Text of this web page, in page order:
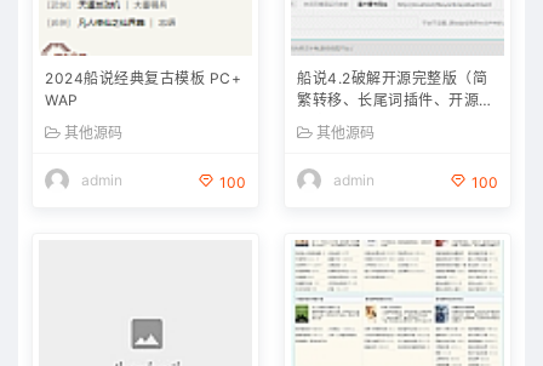
2024船说经典复古模板 PC+
WAP
其他源码
admin 100
船说4.2破解开源完整版（简
繁转移、长尾词插件、开源无
加密
其他源码
admin 100